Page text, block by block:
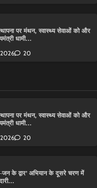
पर मंथन, स्वास्थ्य सेवाओं को और
धामी…
20
पर मंथन, स्वास्थ्य सेवाओं को और
धामी…
20
के द्वार’ अभियान के दूसरे चरण में